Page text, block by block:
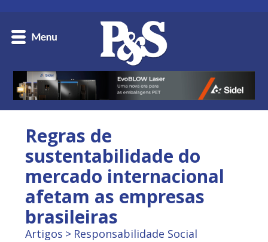
Regras de
sustentabilidade do
mercado internacional
afetam as empresas
brasileiras
Artigos Responsabilidade Social